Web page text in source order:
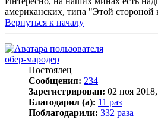
американских, типа "Этой стороной
Вернуться к началу
обер-мародер
Постоялец
Сообщения: 234
Зарегистрирован: 02 ноя
Благодарил (а): 11 раз
Поблагодарили: 332 раза